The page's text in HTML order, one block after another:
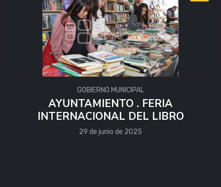
GOBIERNO MUNICIPAL
AYUNTAMIENTO . FERIA
INTERNACIONAL DEL LIBRO
29 de junio de 2025